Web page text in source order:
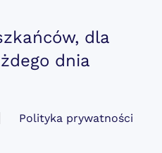
dla
dnia
Polityka prywatności